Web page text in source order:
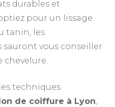
durables et
pour un lissage
tanin, les
vous conseiller
chevelure.
techniques
de coiffure à Lyon,